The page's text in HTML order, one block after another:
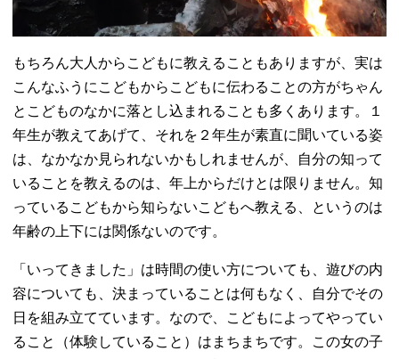
もちろん大人からこどもに教えることもありますが、実は
こんなふうにこどもからこどもに伝わることの方がちゃん
とこどものなかに落とし込まれることも多くあります。１
年生が教えてあげて、それを２年生が素直に聞いている姿
は、なかなか見られないかもしれませんが、自分の知って
いることを教えるのは、年上からだけとは限りません。知
っているこどもから知らないこどもへ教える、というのは
年齢の上下には関係ないのです。
「いってきました」は時間の使い方についても、遊びの内
容についても、決まっていることは何もなく、自分でその
日を組み立てています。なので、こどもによってやってい
ること（体験していること）はまちまちです。この女の子